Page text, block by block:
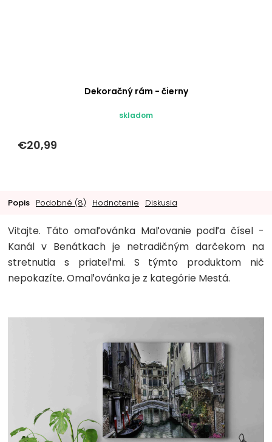
Dekoračný rám - čierny
skladom
€20,99
Popis Podobné (8) Hodnotenie Diskusia
Vitajte. Táto omaľovánka Maľovanie podľa čísel -
Kanál v Benátkach je netradičným darčekom na
stretnutia s priateľmi. S týmto produktom nič
nepokazíte. Omaľovánka je z kategórie Mestá.